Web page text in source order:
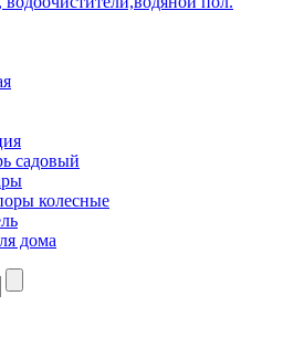
садовый
колесные
дома